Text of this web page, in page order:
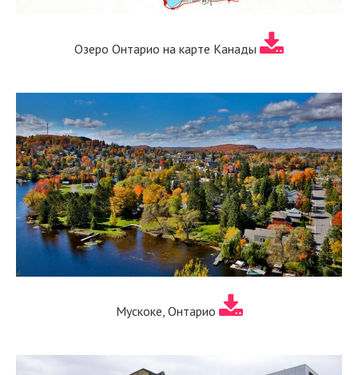
Озеро Онтарио на карте Канады
Мускоке, Онтарио